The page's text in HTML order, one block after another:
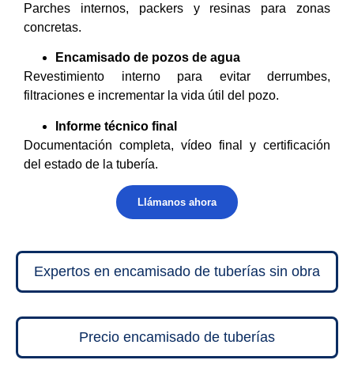
Expertos en encamisado de tuberías sin obra
Precio encamisado de tuberías
Parches internos, packers y resinas para zonas
concretas.
Encamisado de pozos de agua
Revestimiento interno para evitar derrumbes,
filtraciones e incrementar la vida útil del pozo.
Informe técnico final
Documentación completa, vídeo final y certificación
del estado de la tubería.
Llámanos ahora